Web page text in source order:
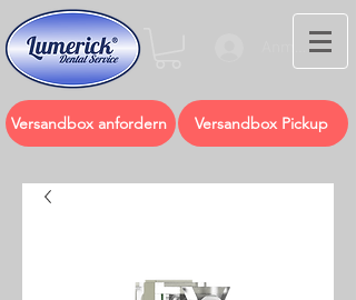
Anmelden
Versandbox anfordern Versandbox Pickup